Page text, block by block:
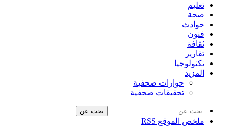
تعليم
صحة
حوادث
فنون
ثقافة
تقارير
تكنولوجيا
المزيد
حوارات صحفية
تحقيقات صحفية
بحث عن
ملخص الموقع RSS